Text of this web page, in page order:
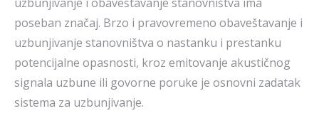
poseban značaj. Brzo i pravovremeno obaveštavanje i
uzbunjivanje stanovništva o nastanku i prestanku
potencijalne opasnosti, kroz emitovanje akustičnog
signala uzbune ili govorne poruke je osnovni zadatak
sistema za uzbunjivanje.